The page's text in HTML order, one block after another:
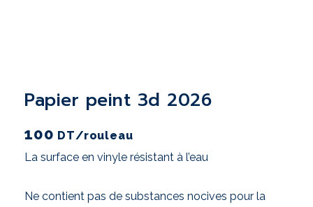
papier peint 3d 2026
100 DT/rouleau
La surface en vinyle résistant à l’eau
Ne contient pas de substances nocives pour la